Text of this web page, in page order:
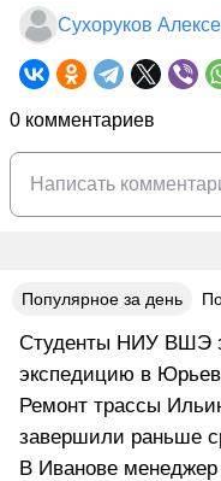
Сухоруков
0 комментариев
Популярное за день
Студенты НИУ ВШЭ
экспедицию в
Ремонт трассы
завершили раньше
В Иванове менеджер